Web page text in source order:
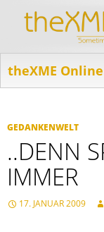
theXME Online
GEDANKENWELT
..DENN
IMMER
17. JANUAR 2009